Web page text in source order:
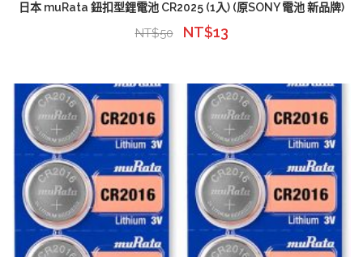
日本 muRata 鈕扣型鋰電池 CR2025 (1入) (原SONY 電池 新品牌)
NT$50 NT$13